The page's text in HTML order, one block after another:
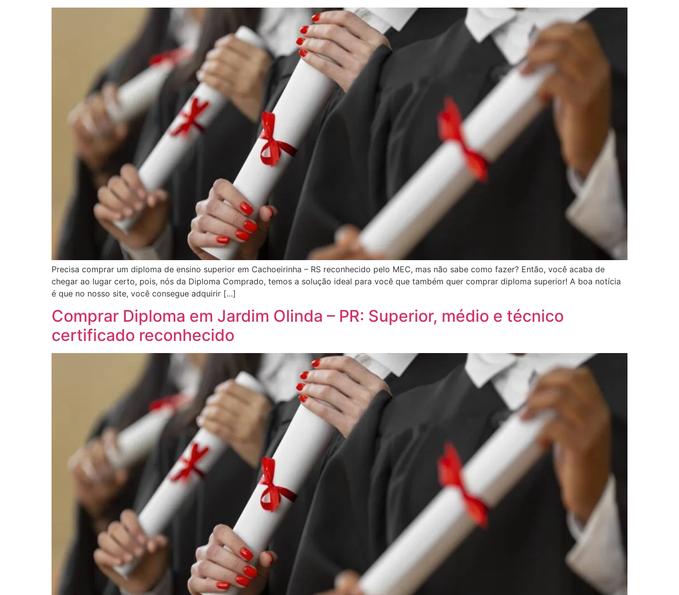
Precisa comprar um diploma de ensino superior em Cachoeirinha – RS reconhecido pelo MEC, mas não sabe como fazer? Então, você acaba de
chegar ao lugar certo, pois, nós da Diploma Comprado, temos a solução ideal para você que também quer comprar diploma superior! A boa notícia
é que no nosso site, você consegue adquirir […]
Comprar Diploma em Jardim Olinda – PR: Superior, médio e técnico
certificado reconhecido